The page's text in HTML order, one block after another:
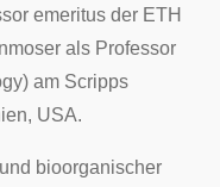
emeritus der ETH
als Professor
am Scripps
USA.
bioorganischer